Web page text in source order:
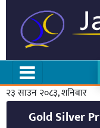
२३ साउन २०८३, शनिबार
Gold Silver